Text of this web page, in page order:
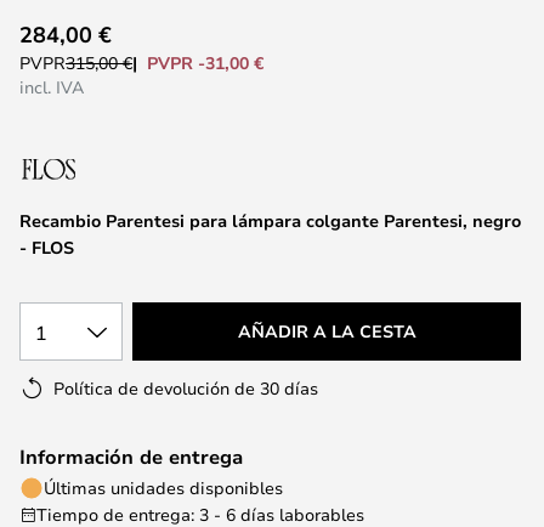
comienzo
galería
imágenes
Recambio Parentesi para lámpara colgante Parentesi, negro
- FLOS
284,00 €
PVPR315,00 €
PVPR -31,00 €
incl. IVA
1 AÑADIR A LA CESTA
Política de devolución de 30 días
Información de entrega
Últimas unidades disponibles
Tiempo de entrega: 3 - 6 días laborables